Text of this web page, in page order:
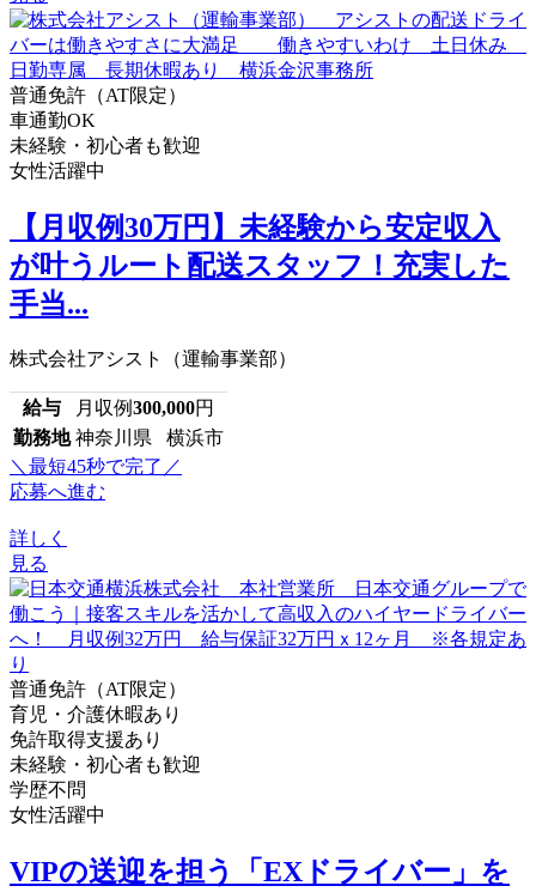
普通免許（AT限定）
車通勤OK
未経験・初心者も歓迎
女性活躍中
【月収例30万円】未経験から安定収入
が叶うルート配送スタッフ！充実した
手当...
株式会社アシスト（運輸事業部）
給与 月収例300,000円
勤務地 神奈川県 横浜市
＼最短45秒で完了／
応募へ進む
詳しく
見る
普通免許（AT限定）
育児・介護休暇あり
免許取得支援あり
未経験・初心者も歓迎
学歴不問
女性活躍中
VIPの送迎を担う「EXドライバー」を